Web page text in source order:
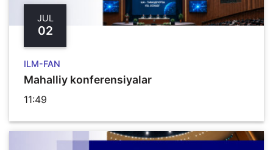
JUL
02
ILM-FAN
Mahalliy konferensiyalar
11:49